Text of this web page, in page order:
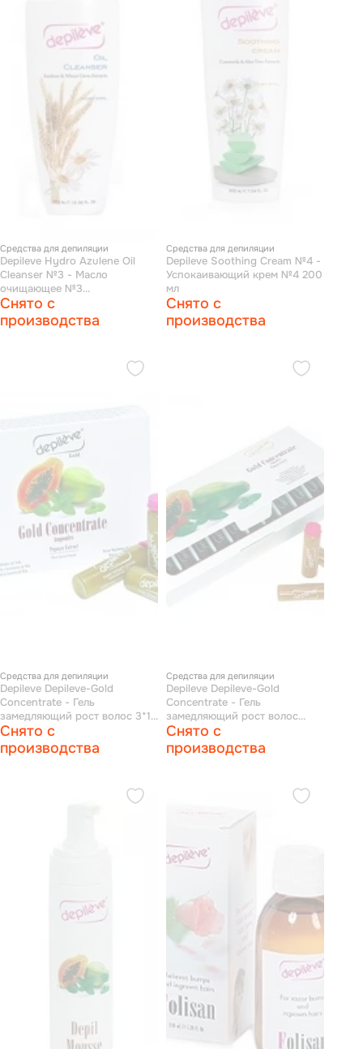
Средства для депиляции
Depileve Hydro Azulene Oil
Cleanser №3 - Масло
очищающее №3
последепиляционное 350 мл
Снято с
производства
Средства для депиляции
Depileve Soothing Cream №4 -
Успокаивающий крем №4 200
мл
Снято с
производства
Средства для депиляции
Depileve Depileve-Gold
Concentrate - Гель
замедляющий рост волос 3*10
мл
Снято с
производства
Средства для депиляции
Depileve Depileve-Gold
Concentrate - Гель
замедляющий рост волос
10*10 мл
Снято с
производства